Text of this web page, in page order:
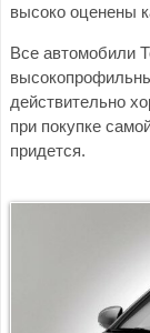
высоко оценены
Все автомобили
действительно
при покупке
придется.